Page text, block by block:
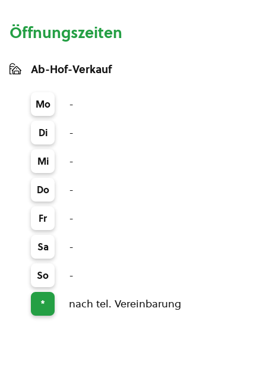
Öffnungszeiten
Ab-Hof-Verkauf
Mo -
Di -
Mi -
Do -
Fr -
Sa -
So -
* nach tel. Vereinbarung